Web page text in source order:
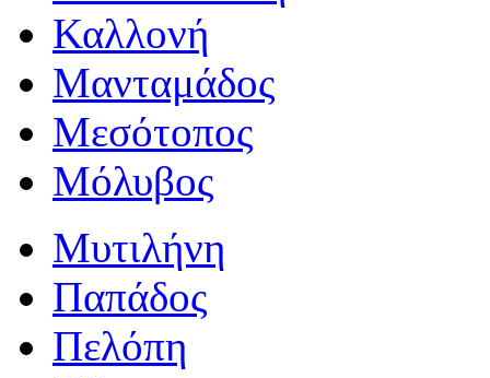
Καλλονή
Μανταμάδος
Μεσότοπος
Μόλυβος
Μυτιλήνη
Παπάδος
Πελόπη